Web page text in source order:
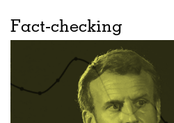
Fact-checking